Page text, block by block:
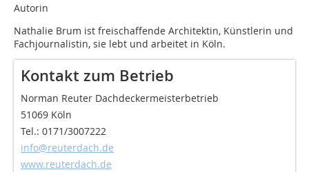
Autorin
Nathalie Brum ist freischaffende Architektin, Künstlerin und
Fachjournalistin, sie lebt und arbeitet in Köln.
Kontakt zum Betrieb
Norman Reuter Dachdeckermeisterbetrieb
51069 Köln
Tel.: 0171/3007222
info@reuterdach.de
www.reuterdach.de